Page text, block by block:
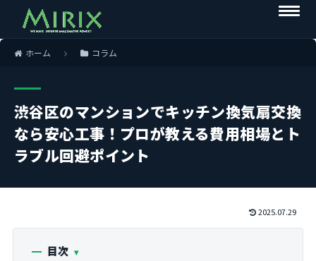
ホーム コラム
渋谷区のマンションでキッチン換気扇交換
なら安心工事！プロが教える費用相場とト
ラブル回避ポイント
2025.07.29
目次